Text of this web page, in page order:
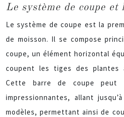
Le système de coupe et
Le système de coupe est la
de moisson. Il se compose
coupe, un élément horizontal
coupent les tiges des plantes
Cette barre de coupe peut
impressionnantes, allant
modèles, permettant ainsi de